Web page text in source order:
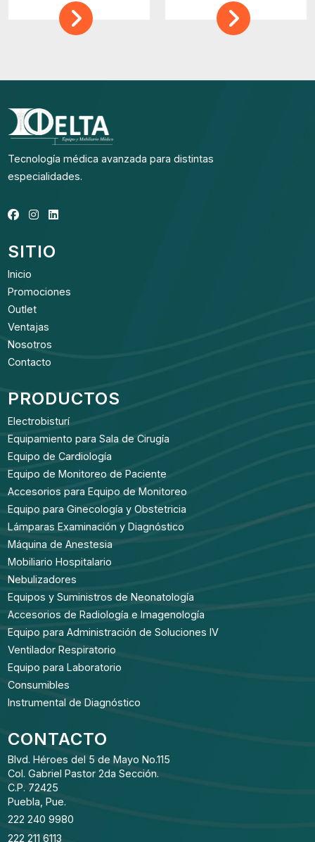
Tecnología médica avanzada para distintas
especialidades.
SITIO
Inicio
Promociones
Outlet
Ventajas
Nosotros
Contacto
PRODUCTOS
Electrobisturí
Equipamiento para Sala de Cirugía
Equipo de Cardiología
Equipo de Monitoreo de Paciente
Accesorios para Equipo de Monitoreo
Equipo para Ginecología y Obstetricia
Lámparas Examinación y Diagnóstico
Máquina de Anestesia
Mobiliario Hospitalario
Nebulizadores
Equipos y Suministros de Neonatología
Accesorios de Radiología e Imagenología
Equipo para Administración de Soluciones IV
Ventilador Respiratorio
Equipo para Laboratorio
Consumibles
Instrumental de Diagnóstico
CONTACTO
Blvd. Héroes del 5 de Mayo No.115
Col. Gabriel Pastor 2da Sección.
C.P. 72425
Puebla, Pue.
222 240 9980
222 211 6113